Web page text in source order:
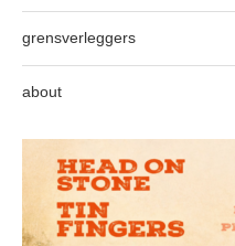
grensverleggers
about